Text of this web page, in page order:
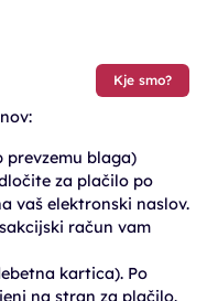
Kje smo?
blaga)
za plačilo po
vaš elektronski naslov.
račun vam
kartica). Po
na stran za plačilo.